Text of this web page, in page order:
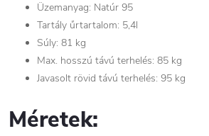
Üzemanyag: Natúr 95
Tartály űrtartalom: 5,4l
Súly: 81 kg
Max. hosszú távú terhelés: 85 kg
Javasolt rövid távú terhelés: 95 kg
Méretek: